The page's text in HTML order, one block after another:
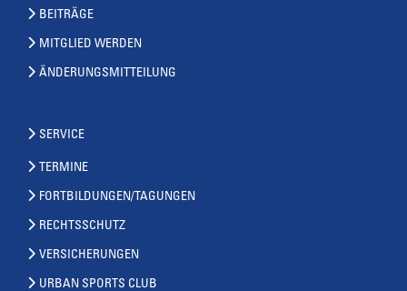
BEITRÄGE
MITGLIED WERDEN
ÄNDERUNGSMITTEILUNG
SERVICE
TERMINE
FORTBILDUNGEN/TAGUNGEN
RECHTSSCHUTZ
VERSICHERUNGEN
URBAN SPORTS CLUB